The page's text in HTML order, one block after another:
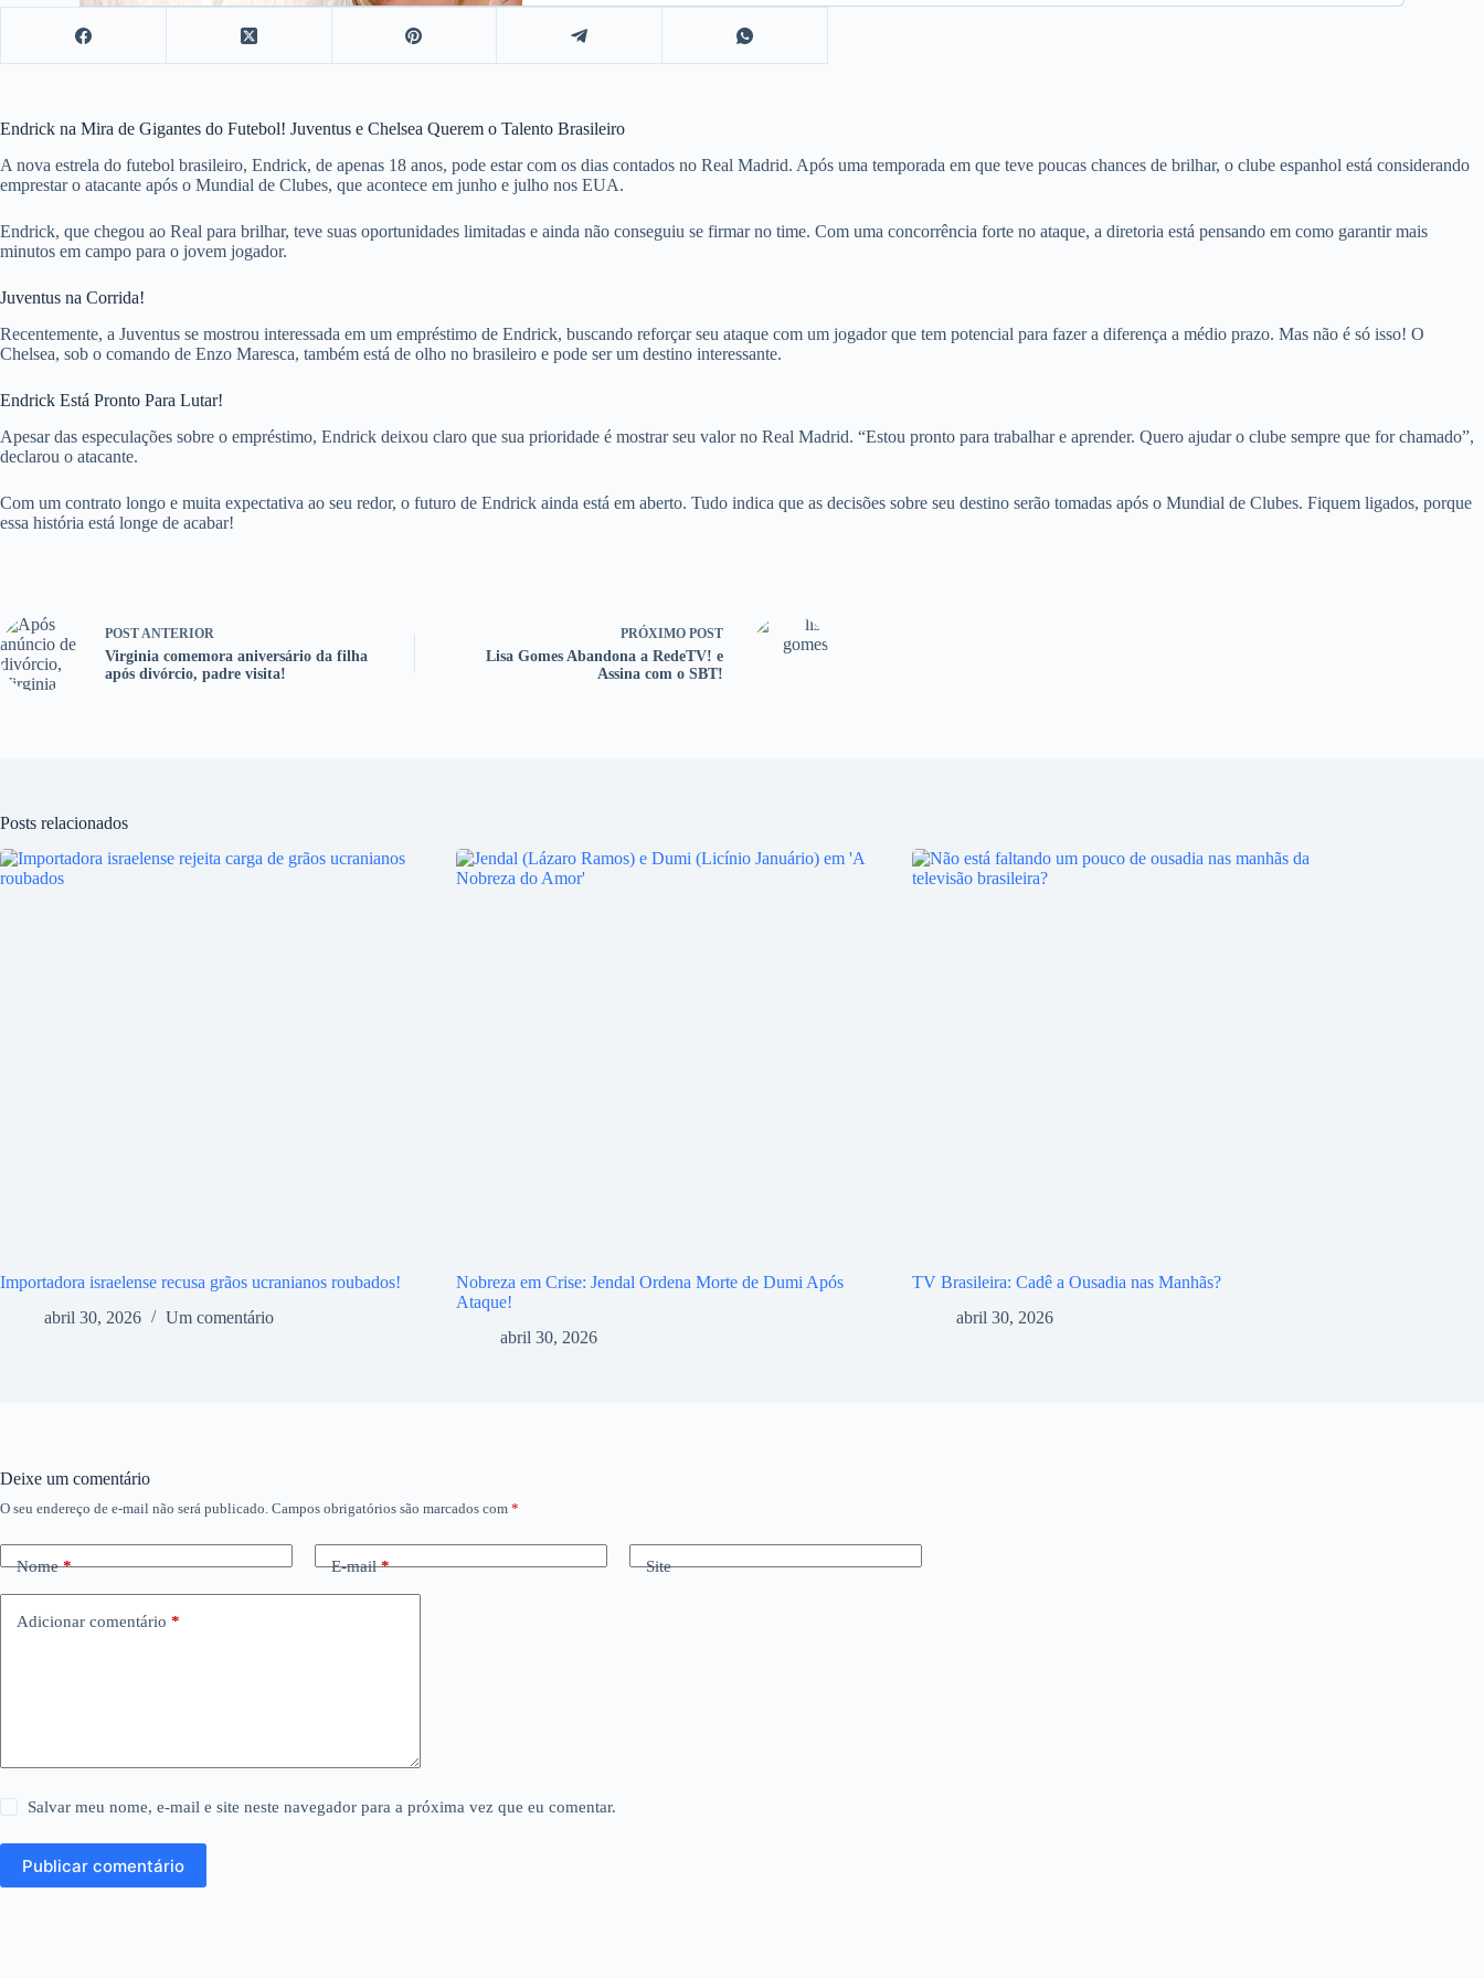
Endrick na Mira de Gigantes do Futebol! Juventus e Chelsea Querem o Talento Brasileiro
A nova estrela do futebol brasileiro, Endrick, de apenas 18 anos, pode estar com os dias contados no Real Madrid. Após uma temporada em que teve poucas chances de brilhar, o clube espanhol está considerando
emprestar o atacante após o Mundial de Clubes, que acontece em junho e julho nos EUA.
Endrick, que chegou ao Real para brilhar, teve suas oportunidades limitadas e ainda não conseguiu se firmar no time. Com uma concorrência forte no ataque, a diretoria está pensando em como garantir mais
minutos em campo para o jovem jogador.
Juventus na Corrida!
Recentemente, a Juventus se mostrou interessada em um empréstimo de Endrick, buscando reforçar seu ataque com um jogador que tem potencial para fazer a diferença a médio prazo. Mas não é só isso! O
Chelsea, sob o comando de Enzo Maresca, também está de olho no brasileiro e pode ser um destino interessante.
Endrick Está Pronto Para Lutar!
Apesar das especulações sobre o empréstimo, Endrick deixou claro que sua prioridade é mostrar seu valor no Real Madrid. “Estou pronto para trabalhar e aprender. Quero ajudar o clube sempre que for chamado”,
declarou o atacante.
Com um contrato longo e muita expectativa ao seu redor, o futuro de Endrick ainda está em aberto. Tudo indica que as decisões sobre seu destino serão tomadas após o Mundial de Clubes. Fiquem ligados, porque
essa história está longe de acabar!
POSTANTERIOR
Virginia comemora aniversário da filha
após divórcio, padre visita!
PRÓXIMO POST
Lisa Gomes Abandona a RedeTV! e
Assina com o SBT!
Posts relacionados
Importadora israelense recusa grãos ucranianos roubados!
abril 30, 2026
Um comentário
Nobreza em Crise: Jendal Ordena Morte de Dumi Após
Ataque!
abril 30, 2026
TV Brasileira: Cadê a Ousadia nas Manhãs?
abril 30, 2026
Deixe um comentário
O seu endereço de e-mail não será publicado. Campos obrigatórios são marcados com *
Nome* E-mail* Site
Adicionar comentário *
Salvar meu nome, e-mail e site neste navegador para a próxima vez que eu comentar.
Publicar comentário